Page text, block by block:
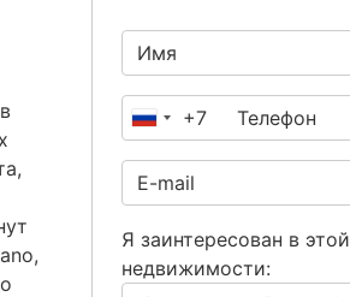
Россия
+7
Я заинтересован в этой
недвижимости: